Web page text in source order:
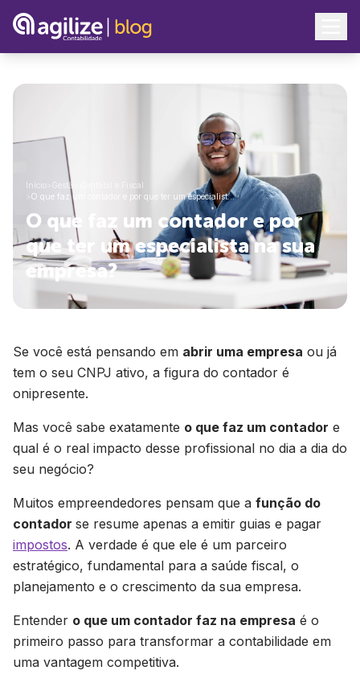
Início
Gestão Contábil e Fiscal
O que faz um contador e por que ter um especialist…
O que faz um contador e por
que ter um especialista na sua
empresa?
Se você está pensando em abrir uma empresa ou já
tem o seu CNPJ ativo, a figura do contador é
onipresente.
Mas você sabe exatamente o que faz um contador e
qual é o real impacto desse profissional no dia a dia do
seu negócio?
Muitos empreendedores pensam que a função do
contador se resume apenas a emitir guias e pagar
impostos. A verdade é que ele é um parceiro
estratégico, fundamental para a saúde fiscal, o
planejamento e o crescimento da sua empresa.
Entender o que um contador faz na empresa é o
primeiro passo para transformar a contabilidade em
uma vantagem competitiva.